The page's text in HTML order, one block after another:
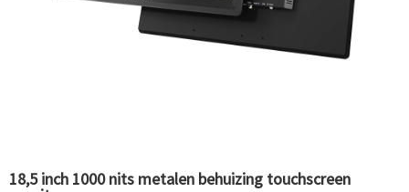
18,5 inch 1000 nits metalen behuizing touchscreen